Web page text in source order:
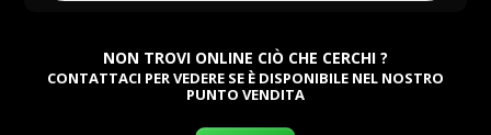
NON TROVI ONLINE CIÒ CHE CERCHI ?
CONTATTACI PER VEDERE SE È DISPONIBILE NEL NOSTRO
PUNTO VENDITA